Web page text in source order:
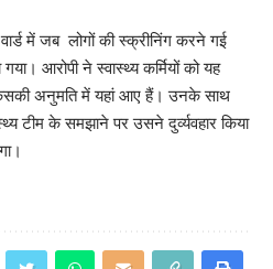
में जब लोगों की स्क्रीनिंग करने गई
आरोपी ने स्वास्थ्य कर्मियों को यह
अनुमति में यहां आए हैं। उनके साथ
टीम के समझाने पर उसने दुर्व्यवहार किया